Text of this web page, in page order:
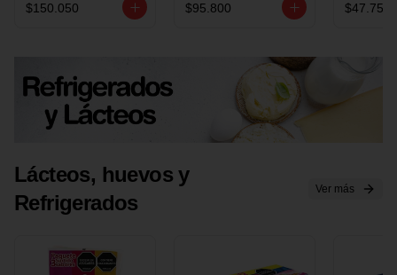
PIEZAS
$150.050
VELOCIDADES
$95.800
TAPA
$47.750
Lácteos, huevos y
Refrigerados
Ver más